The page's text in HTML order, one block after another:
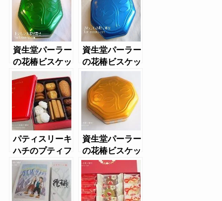
資生堂パーラー
の花椿ビスケッ
トグリーン缶
資生堂パーラー
の花椿ビスケッ
ト青缶
パティスリーキ
ハチのプティフ
ールセック（赤
缶）
資生堂パーラー
の花椿ビスケッ
ト（2019年限
定缶）オレンジ
色